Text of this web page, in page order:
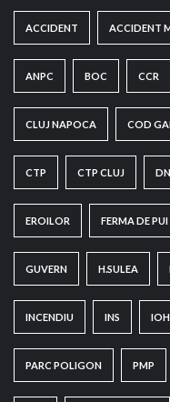
ACCIDENT ACCIDENT
ANPC BOC CCR
CLUJ NAPOCA COD
CTP CTP CLUJ
EROILOR FERMA DE PUI
GUVERN H.SULEA
INCENDIU INS
PARC POLIGON PMP